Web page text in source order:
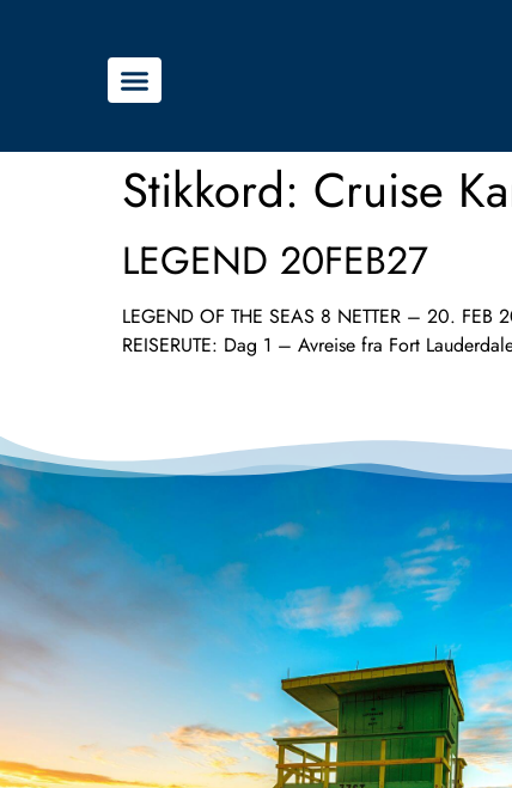
Stikkord: Cruise
LEGEND 20FEB27
LEGEND OF THE SEAS 8 NETTER – 20.
REISERUTE: Dag 1 – Avreise fra Fort